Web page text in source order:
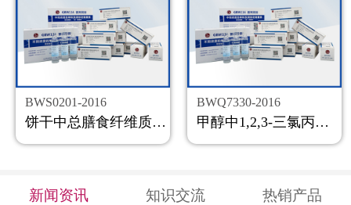
BWS0201-2016
饼干中总膳食纤维质控样品
BWQ7330-2016
甲醇中1,2,3-三氯丙烷溶液标准物质
新闻资讯 知识交流 热销产品